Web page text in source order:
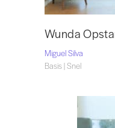
Wunda
Miguel Silva
Basis | Snel